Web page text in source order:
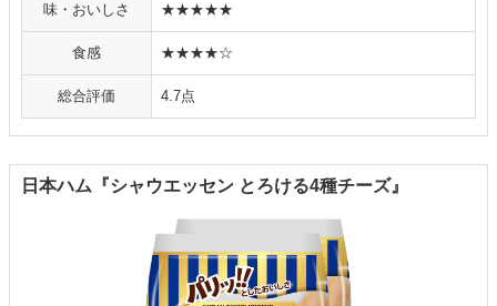
味・おいしさ ★★★★★
食感 ★★★★☆
総合評価 4.7点
日本ハム『シャウエッセン とろける4種チーズ』